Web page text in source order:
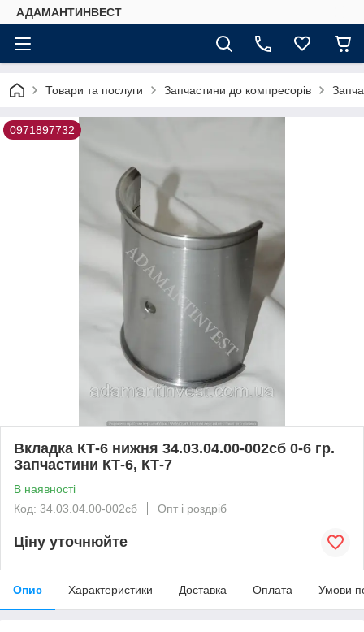
АДАМАНТИНВЕСТ
Товари та послуги Запчастини до компресорів
0971897732
Вкладка КТ-6 нижня 34.03.04.00-002сб 0-6 гр.
Запчастини КТ-6, КТ-7
В наявності
Код: 34.03.04.00-002сб
Опт і роздріб
Ціну уточнюйте
Опис Характеристики Доставка Оплата Умови